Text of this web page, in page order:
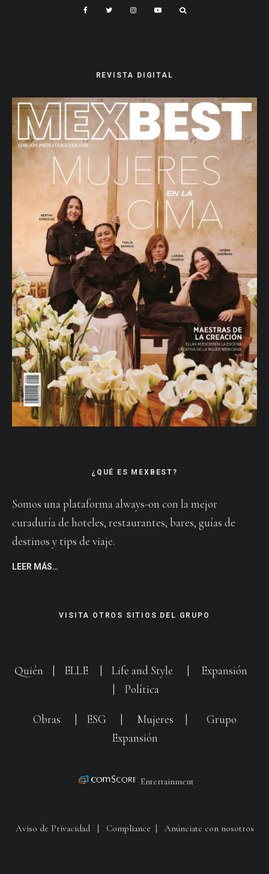
REVISTA DIGITAL
¿QUÉ ES MEXBEST?
Somos una plataforma always-on con la mejor
curaduría de hoteles, restaurantes, bares, guías de
destinos y tips de viaje.
LEER MÁS…
VISITA OTROS SITIOS DEL GRUPO
Quién ELLE Life and Style
Expansión
Política
Obras ESG Mujeres
Grupo
Expansión
Entertainment
Aviso de Privacidad| Compliance Anúnciate con nosotros